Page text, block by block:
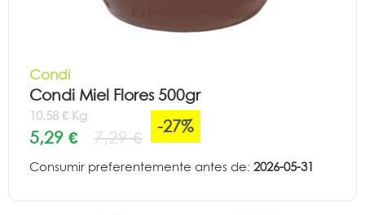
Condi
Condi Miel Flores 500gr
10,58 € Kg
5,29 € 7,29 €
-27%
Consumir preferentemente antes de: 2026-05-31